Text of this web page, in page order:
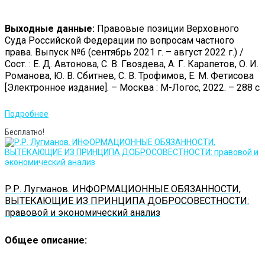
Выходные данные: Правовые позиции Верховного
Суда Российской Федерации по вопросам частного
права. Выпуск №6 (сентябрь 2021 г. – август 2022 г.) /
Сост. : Е. Д. Автонова, С. В. Гвоздева, А. Г. Карапетов, О. И.
Романова, Ю. В. Сбитнев, С. В. Трофимов, Е. М. Фетисова
[Электронное издание]. – Москва : М-Логос, 2022. – 288 с
Подробнее
Бесплатно!
Р.Р. Лугманов. ИНФОРМАЦИОННЫЕ ОБЯЗАННОСТИ,
ВЫТЕКАЮЩИЕ ИЗ ПРИНЦИПА ДОБРОСОВЕСТНОСТИ:
правовой и экономический анализ
Общее описание: